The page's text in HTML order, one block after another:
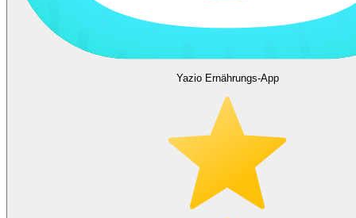
Yazio Ernährungs-App